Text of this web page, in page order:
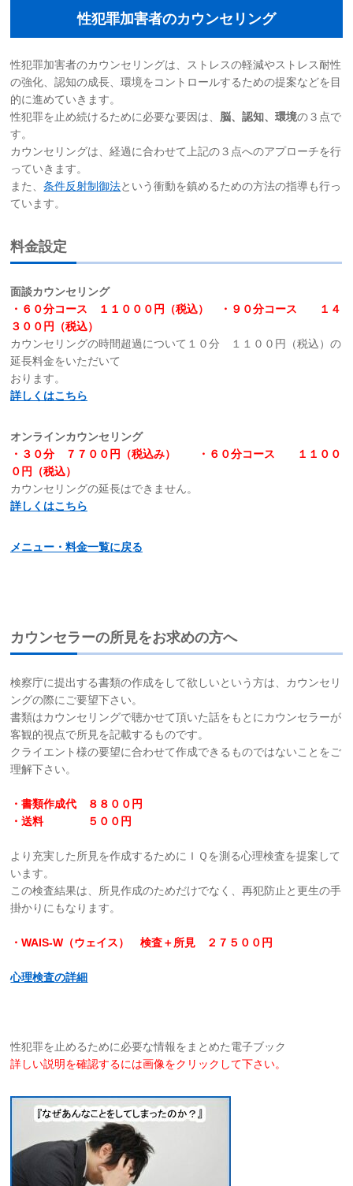
性犯罪加害者のカウンセリング
性犯罪加害者のカウンセリングは、ストレスの軽減やストレス耐性
の強化、認知の成長、環境をコントロールするための提案などを目
的に進めていきます。
性犯罪を止め続けるために必要な要因は、 脳、認知、環境の３点で
す。
カウンセリングは、経過に合わせて上記の３点へのアプローチを行
っていきます。
また、条件反射制御法という衝動を鎮めるための方法の指導も行っ
ています。
カウンセラーの所見をお求めの方へ
検察庁に提出する書類の作成をして欲しいという方は、カウンセリ
ングの際にご要望下さい。
書類はカウンセリングで聴かせて頂いた話をもとにカウンセラーが
客観的視点で所見を記載するものです。
クライエント様の要望に合わせて作成できるものではないことをご
理解下さい。
・書類作成代 ８８ ００円
・送料 ５００円
より充実した所見を作成するためにＩＱを測る心理検査を提案して
います。
この検査結果は、所見作成のためだけでなく、再犯防止と更生の手
掛かりにもなります。
・WAIS-W（ウェイス） 検査＋所見 ２７５００円
心理検査の詳細